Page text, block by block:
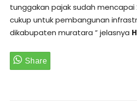
tunggakan pajak sudah mencapai
cukup untuk pembangunan
dikabupaten muratara ” jelasnya